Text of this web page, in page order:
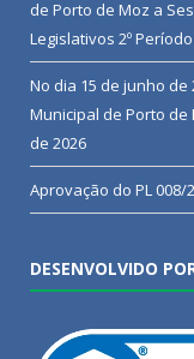
de Porto de Moz a
Legislativos 2º
No dia 15 de junho
Municipal de Porto
de 2026
Aprovação do PL 008/
DESENVOLVIDO